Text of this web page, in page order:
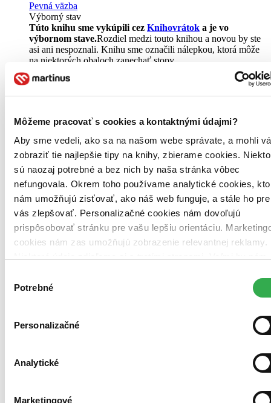
Môžeme pracovať s cookies a kontaktnými údajmi?
Aby sme vedeli, ako sa na našom webe správate, a mohli
zobraziť tie najlepšie tipy na knihy, zbierame cookies.
sú naozaj potrebné a bez nich by naša stránka vôbec
nefungovala. Okrem toho používame analytické cookies,
nám umožňujú zisťovať, ako náš web funguje, a stále ho pre
vás zlepšovať. Personalizačné cookies nám dovoľujú
prispôsobovať stránku pre vašu lepšiu orientáciu.
cookies nám zas umožňujú zobrazenie relevantnej reklamy.
Ďakujeme!
súhlasu
Potrebné
Personalizačné
Analytické
Marketingové
Pevná väzba
Výborný stav
Túto knihu sme vykúpili cez Knihovrátok a je vo
výbornom stave.Rozdiel medzi touto knihou a novou by ste
asi ani nespoznali. Knihu sme označili nálepkou, ktorá môže
na niektorých obaloch zanechať stopy.
Na sklade
ponáhľajte sa!
5,70 €
Vložiť do košíka